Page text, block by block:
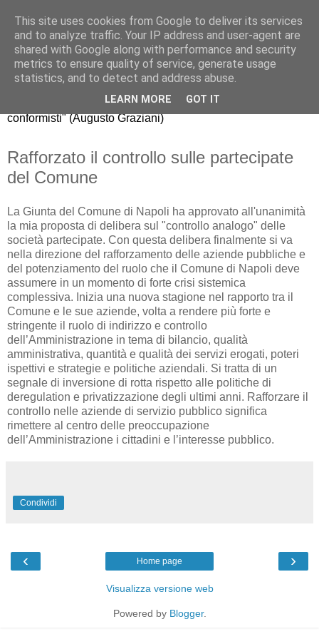
Riccardo Realfonzo
"dissento da quello che gli economisti americani chiamano
mainstream, il comune modo di pensare della maggioranza.
La nuova generazione di economisti, purtroppo, è fatta di
conformisti" (Augusto Graziani)
Rafforzato il controllo sulle partecipate
del Comune
La Giunta del Comune di Napoli ha approvato all'unanimità
la mia proposta di delibera sul "controllo analogo" delle
società partecipate. Con questa delibera finalmente si va
nella direzione del rafforzamento delle aziende pubbliche e
del potenziamento del ruolo che il Comune di Napoli deve
assumere in un momento di forte crisi sistemica
complessiva. Inizia una nuova stagione nel rapporto tra il
Comune e le sue aziende, volta a rendere più forte e
stringente il ruolo di indirizzo e controllo
dell’Amministrazione in tema di bilancio, qualità
amministrativa, quantità e qualità dei servizi erogati, poteri
ispettivi e strategie e politiche aziendali. Si tratta di un
segnale di inversione di rotta rispetto alle politiche di
deregulation e privatizzazione degli ultimi anni. Rafforzare il
controllo nelle aziende di servizio pubblico significa
rimettere al centro delle preoccupazione
dell’Amministrazione i cittadini e l’interesse pubblico.
Condividi
‹ ›
Home page
Visualizza versione web
Powered by Blogger.
This site uses cookies from Google to deliver its services
and to analyze traffic. Your IP address and user-agent are
shared with Google along with performance and security
metrics to ensure quality of service, generate usage
statistics, and to detect and address abuse.
LEARN MORE GOT IT